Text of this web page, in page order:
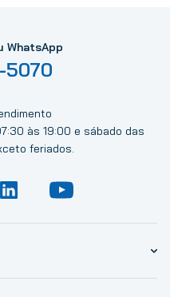
WhatsApp
às 19:00 e sábado das
feriados.